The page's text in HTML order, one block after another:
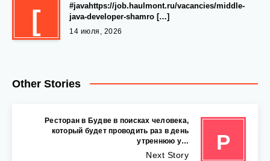
[
#javahttps://job.haulmont.ru/vacancies/middle-
java-developer-shamro […]
14 июля, 2026
Other Stories
Р
Ресторан в Будве в поисках человека,
который будет проводить раз в день
утреннюю у…
Next Story